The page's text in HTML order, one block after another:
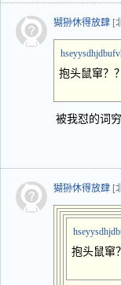
猢狲休得放肆 [
抱头鼠窜？
被我怼的词
猢狲休得放肆 [
抱头鼠窜